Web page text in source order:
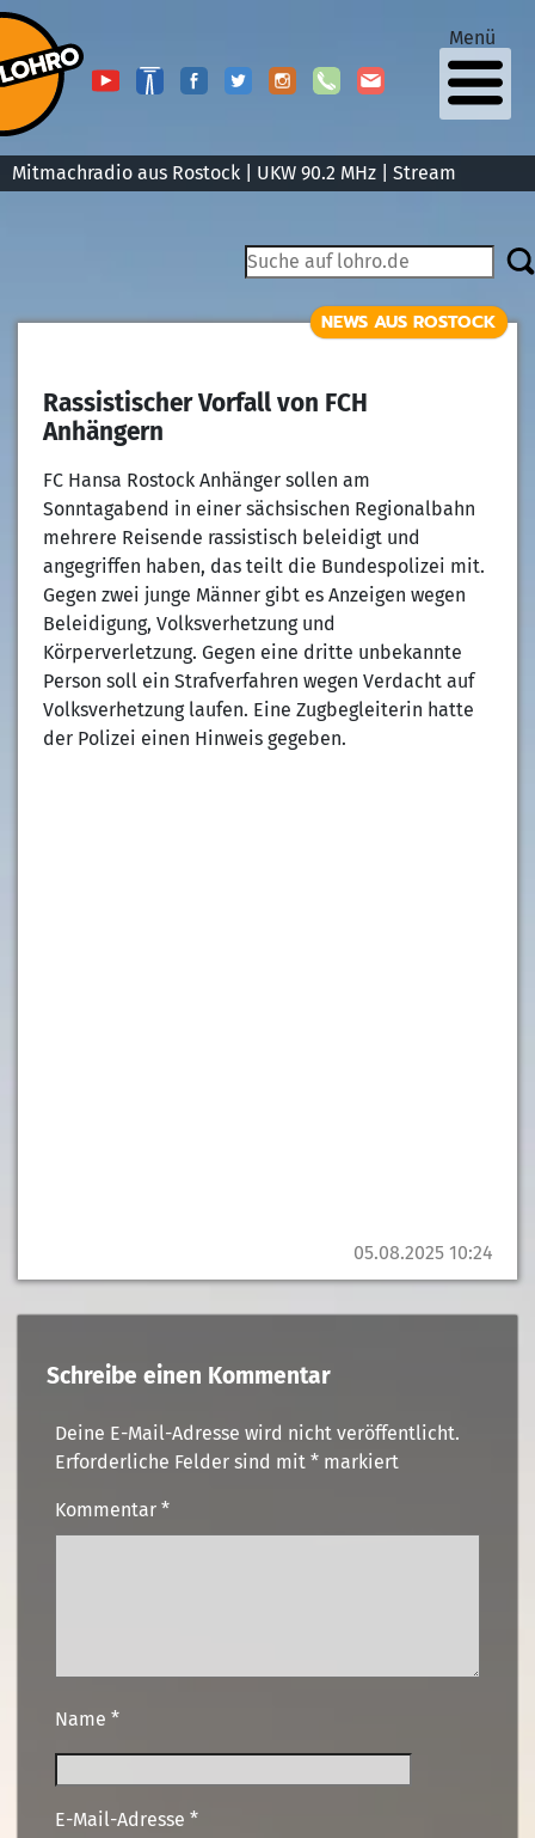
Mitmachradio aus Rostock | UKW 90.2 MHz | Stream
Menü
NEWS AUS ROSTOCK
05.08.2025 10:24
Rassistischer Vorfall von FCH
Anhängern
FC Hansa Rostock Anhänger sollen am
Sonntagabend in einer sächsischen Regionalbahn
mehrere Reisende rassistisch beleidigt und
angegriffen haben, das teilt die Bundespolizei mit.
Gegen zwei junge Männer gibt es Anzeigen wegen
Beleidigung, Volksverhetzung und
Körperverletzung. Gegen eine dritte unbekannte
Person soll ein Strafverfahren wegen Verdacht auf
Volksverhetzung laufen. Eine Zugbegleiterin hatte
der Polizei einen Hinweis gegeben.
Schreibe einen Kommentar
Deine E-Mail-Adresse wird nicht veröffentlicht.
Erforderliche Felder sind mit *markiert
Kommentar *
Name *
E-Mail-Adresse *